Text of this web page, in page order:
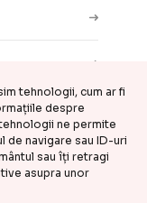
tehnologii, cum ar fi
despre
ne permite
de navigare sau ID-uri
sau îți retragi
asupra unor